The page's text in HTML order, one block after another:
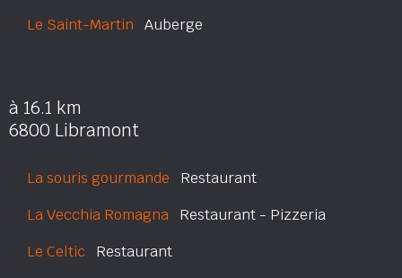
Le Saint-Martin Auberge
à 16.1 km
6800 Libramont
La souris gourmande Restaurant
La Vecchia Romagna Restaurant - Pizzeria
Le Celtic Restaurant